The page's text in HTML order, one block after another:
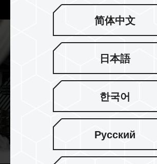
简体中文
日本語
한국어
Русский